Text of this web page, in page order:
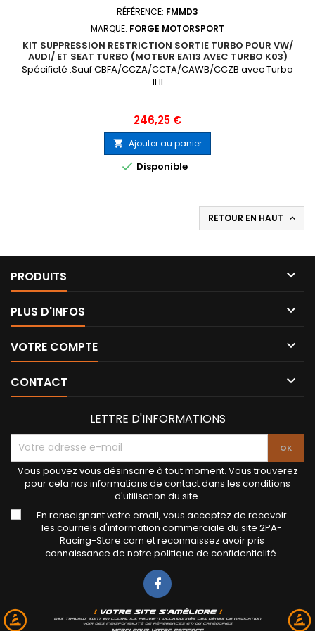
RÉFÉRENCE: FMMD3
MARQUE: FORGE MOTORSPORT
KIT SUPPRESSION RESTRICTION SORTIE TURBO POUR VW/
AUDI/ ET SEAT TURBO (MOTEUR EA113 AVEC TURBO K03)
Spécificté :Sauf CBFA/CCZA/CCTA/CAWB/CCZB avec Turbo
IHI
Prix
246,25 €
 Ajouter au panier
 Disponible
RETOUR EN HAUT 
PRODUITS 
PLUS D'INFOS 
VOTRE COMPTE 
CONTACT 
LETTRE D'INFORMATIONS
Vous pouvez vous désinscrire à tout moment. Vous trouverez
pour cela nos informations de contact dans les conditions
d'utilisation du site.
En renseignant votre email, vous acceptez de recevoir
les courriels d'information commerciale du site 2PA-
Racing-Store.com et reconnaissez avoir pris
connaissance de notre politique de confidentialité.